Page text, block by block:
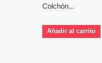
Colchón...
Añadir al carrito